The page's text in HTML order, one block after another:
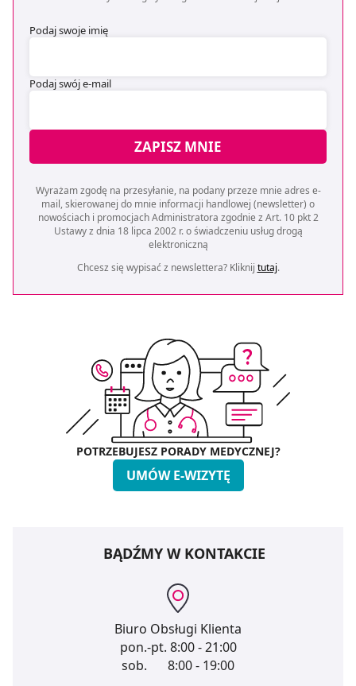
Podaj swoje imię
Podaj swój e-mail
ZAPISZ MNIE
Wyrażam zgodę na przesyłanie, na podany przeze mnie adres e-
mail, skierowanej do mnie informacji handlowej (newsletter) o
nowościach i promocjach Administratora zgodnie z Art. 10 pkt 2
Ustawy z dnia 18 lipca 2002 r. o świadczeniu usług drogą
elektroniczną
Chcesz się wypisać z newslettera? Kliknij tutaj.
POTRZEBUJESZ PORADY MEDYCZNEJ?
UMÓW E-WIZYTĘ
BĄDŹMY W KONTAKCIE
Biuro Obsługi Klienta
pon.-pt. 8:00 - 21:00
sob.
8:00 - 19:00